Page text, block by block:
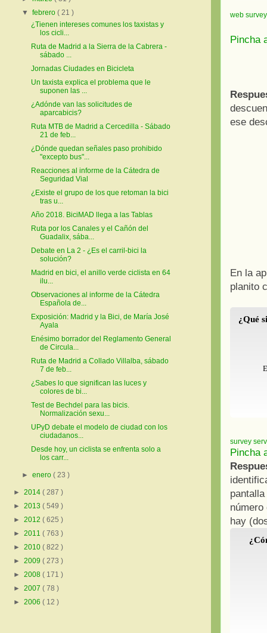
web survey
Pincha
ese
En la
planito
¿Qué
survey
Pincha
número
hay
▼febrero( 21 )
¿Tienen intereses comunes los taxistas y
los cicli...
Ruta de Madrid a la Sierra de la Cabrera -
sábado ...
Jornadas Ciudades en Bicicleta
Un taxista explica el problema que le
suponen las ...
¿Adónde van las solicitudes de
aparcabicis?
Ruta MTB de Madrid a Cercedilla - Sábado
21 de feb...
¿Dónde quedan señales paso prohibido
"excepto bus"...
Reacciones al informe de la Cátedra de
Seguridad Vial
¿Existe el grupo de los que retoman la bici
tras u...
Año 2018. BiciMAD llega a las Tablas
Ruta por los Canales y el Cañón del
Guadalix, sába...
Debate en La 2 - ¿Es el carril-bici la
solución?
Madrid en bici, el anillo verde ciclista en 64
ilu...
Observaciones al informe de la Cátedra
Española de...
Exposición: Madrid y la Bici, de María José
Ayala
Enésimo borrador del Reglamento General
de Circula...
Ruta de Madrid a Collado Villalba, sábado
7 de feb...
¿Sabes lo que significan las luces y
colores de bi...
Test de Bechdel para las bicis.
Normalización sexu...
UPyD debate el modelo de ciudad con los
ciudadanos...
Desde hoy, un ciclista se enfrenta solo a
los carr...
►enero( 23 )
► 2014 ( 287 )
► 2013 ( 549 )
► 2012 ( 625 )
► 2011 ( 763 )
► 2010 ( 822 )
► 2009 ( 273 )
► 2008 ( 171 )
► 2007 ( 78 )
► 2006 ( 12 )